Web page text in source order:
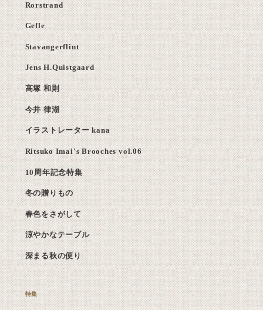
Rorstrand
Gefle
Stavangerflint
Jens H.Quistgaard
高塚 和則
今井 律湖
イラストレーター kana
Ritsuko Imai's Brooches vol.06
10周年記念特集
冬の贈りもの
春色をさがして
涼やかなテーブル
深まる秋の便り